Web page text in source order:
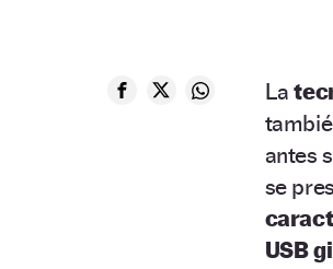
La
antes
se
USB